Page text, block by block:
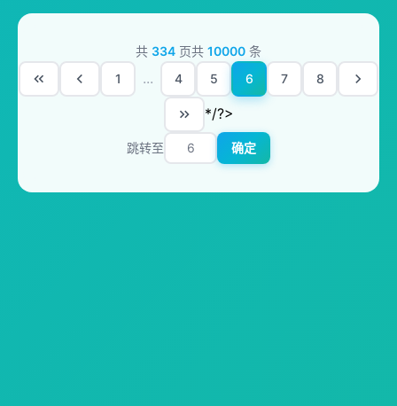
共 334 页共 10000 条
1
... 4 5 6 7 8
*/?>
跳转至 确定